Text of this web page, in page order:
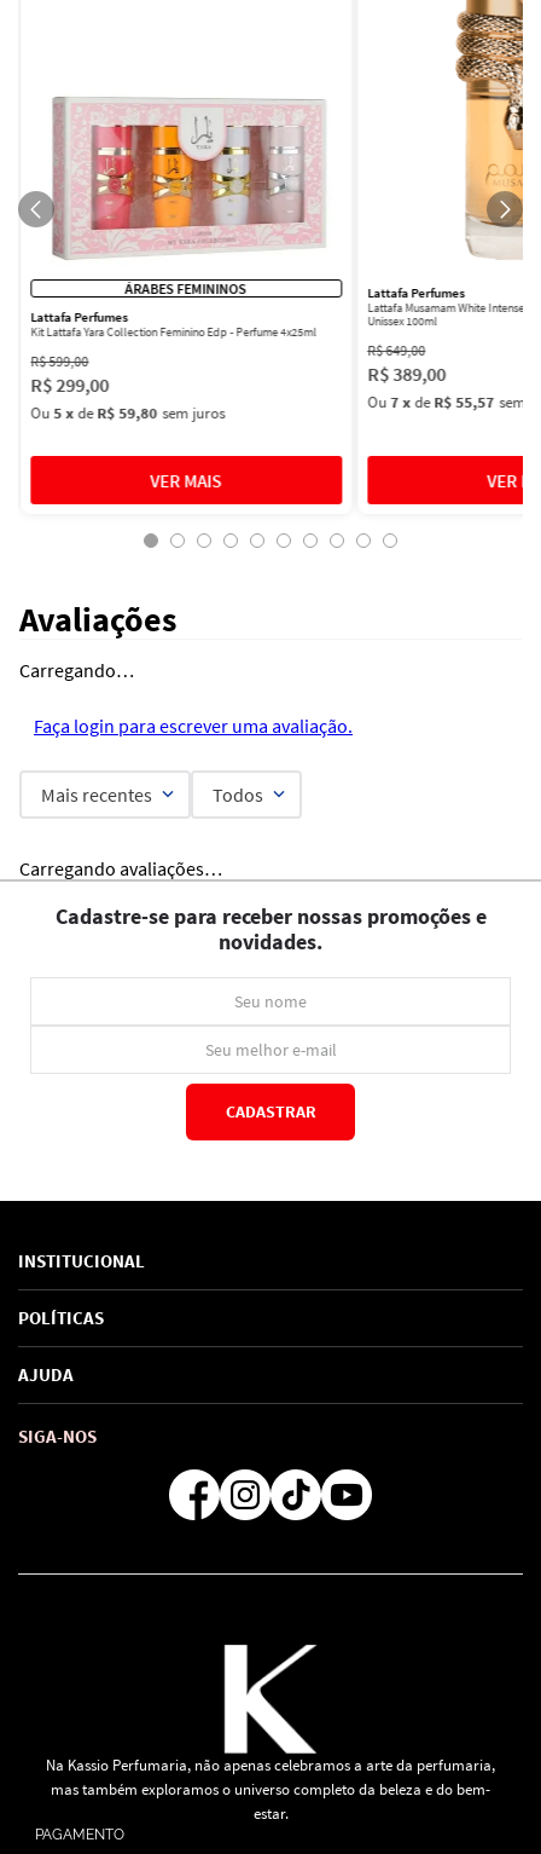
ÁRABES FEMININOS
Lattafa Perfumes
Kit Lattafa Yara Collection Feminino Edp - Perfume 4x25ml
R$599,00
R$299,00
Ou5 xdeR$ 59,80 sem juros
Lattafa Perfumes
Lattafa Musamam White Intense
Unissex 100ml
R$649,00
R$389,00
Ou7xdeR$ 55,57 sem
Avaliações
Carregando…
Faça login para escrever uma avaliação.
Mais recentes Todos
Carregando avaliações…
Cadastre-se para receber nossas promoções e
novidades.
CADASTRAR
INSTITUCIONAL
Sobre Nós
Marcas
SAC de marcas
Como comprar
POLÍTICAS
Política de Privacidade
Troca e Devoluções
Formas de Pagamento
Regra de Frete Grátis
AJUDA
SIGA-NOS
Na Kassio Perfumaria, não apenas celebramos a arte da perfumaria,
mas também exploramos o universo completo da beleza e do bem-
estar.
PAGAMENTO